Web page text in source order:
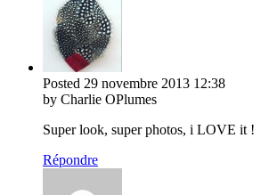
Posted 29 novembre 2013 12:38
by Charlie OPlumes
Super look, super photos, i LOVE it !
Répondre